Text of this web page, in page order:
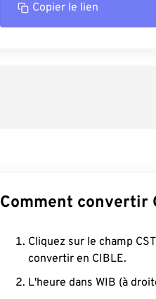
Copier le lien
Comment convertir
Cliquez sur le champ
convertir en CIBLE.
L'heure dans WIB (à